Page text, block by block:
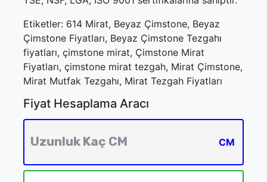
Etiketler: 614 Mirat, Beyaz Çimstone, Beyaz
Çimstone Fiyatları, Beyaz Çimstone Tezgahı
fiyatları, çimstone mirat, Çimstone Mirat
Fiyatları, çimstone mirat tezgah, Mirat Çimstone,
Mirat Mutfak Tezgahı, Mirat Tezgah Fiyatları
Fiyat Hesaplama Aracı
CM